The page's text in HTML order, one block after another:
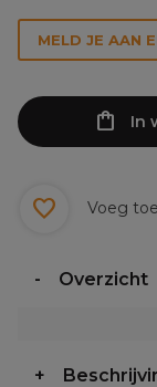
MELD JE AAN
In
Voeg
Overzicht